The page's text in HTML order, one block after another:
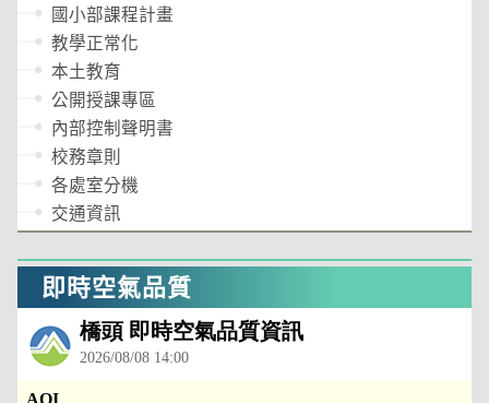
國小部課程計畫
教學正常化
本土教育
公開授課專區
內部控制聲明書
校務章則
各處室分機
交通資訊
即時空氣品質